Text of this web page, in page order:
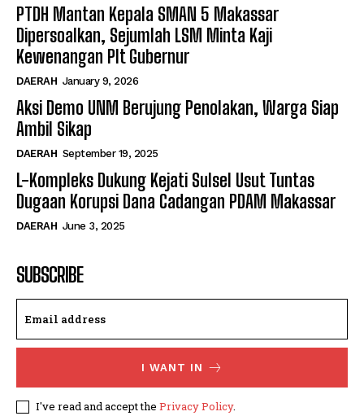
PTDH Mantan Kepala SMAN 5 Makassar
Dipersoalkan, Sejumlah LSM Minta Kaji
Kewenangan Plt Gubernur
DAERAH January 9, 2026
Aksi Demo UNM Berujung Penolakan, Warga Siap
Ambil Sikap
DAERAH September 19, 2025
L-Kompleks Dukung Kejati Sulsel Usut Tuntas
Dugaan Korupsi Dana Cadangan PDAM Makassar
DAERAH June 3, 2025
SUBSCRIBE
I WANT IN
I've read and accept the Privacy Policy.